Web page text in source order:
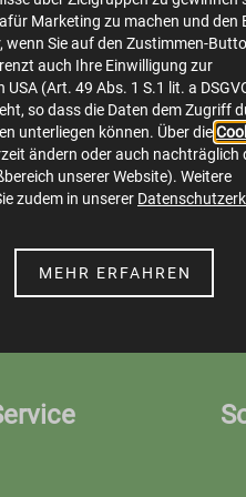
Marketing zu machen und den
wenn Sie auf den Zustimmen-
auch Ihre Einwilligung zur
(Art. 49 Abs. 1 S.1 lit. a
so dass die Daten dem Zugriff
unterliegen können. Über die
ändern oder auch nachträglich
unserer Website). Weitere
zudem in unserer
MEHR ERFAHREN
Bezug für HP.jpg
81.5 KB
voller Größe anzeigen…